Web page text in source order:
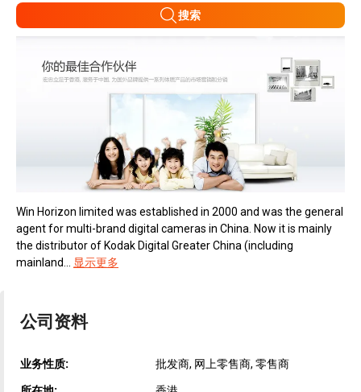
搜索
Win Horizon limited was established in 2000 and was the general
agent for multi-brand digital cameras in China. Now it is mainly
the distributor of Kodak Digital Greater China (including
mainland... 显示更多
公司资料
业务性质: 批发商, 网上零售商, 零售商